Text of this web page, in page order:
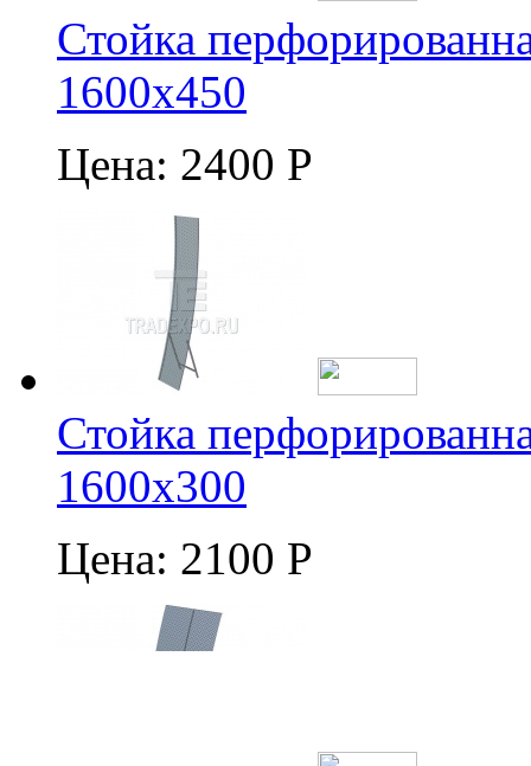
Стойка
1600х450
Цена: 2400 Р
Стойка
1600х300
Цена: 2100 Р